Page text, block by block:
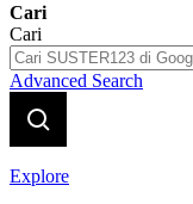
Cari
Cari
Advanced Search
Explore